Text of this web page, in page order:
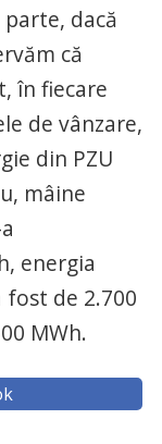
dacă
că
în fiecare
de vânzare,
din PZU
mâine
energia
de 2.700
MWh.